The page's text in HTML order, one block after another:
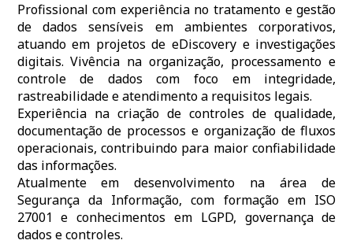
Profissional com experiência no tratamento e gestão
de dados sensíveis em ambientes corporativos,
atuando em projetos de eDiscovery e investigações
digitais. Vivência na organização, processamento e
controle de dados com foco em integridade,
rastreabilidade e atendimento a requisitos legais.
Experiência na criação de controles de qualidade,
documentação de processos e organização de fluxos
operacionais, contribuindo para maior confiabilidade
das informações.
Atualmente em desenvolvimento na área de
Segurança da Informação, com formação em ISO
27001 e conhecimentos em LGPD, governança de
dados e controles.